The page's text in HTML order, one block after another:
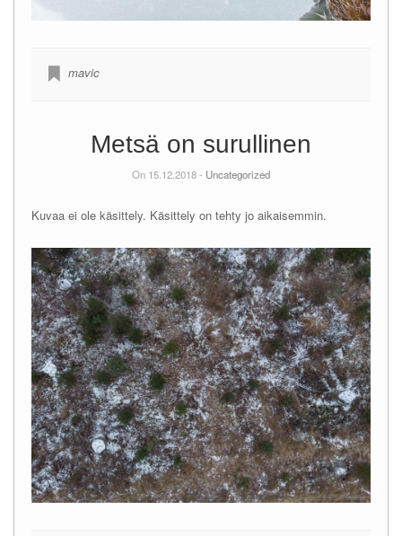
mavic
Metsä on surullinen
On 15.12.2018 - Uncategorized
Kuvaa ei ole käsittely. Käsittely on tehty jo aikaisemmin.